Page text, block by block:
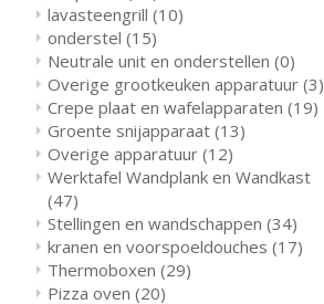
lavasteengrill (10)
onderstel (15)
Neutrale unit en onderstellen (0)
Overige grootkeuken apparatuur (3)
Crepe plaat en wafelapparaten (19)
Groente snijapparaat (13)
Overige apparatuur (12)
Werktafel Wandplank en Wandkast
(47)
Stellingen en wandschappen (34)
kranen en voorspoeldouches (17)
Thermoboxen (29)
Pizza oven (20)